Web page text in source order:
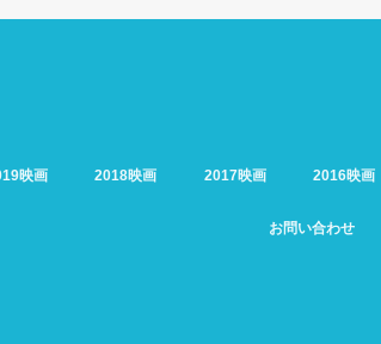
映画 2018映画 2017映画 2016映画
お問い合わせ